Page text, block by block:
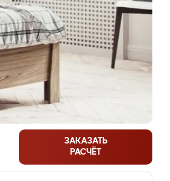
ЗАКАЗАТЬ
РАСЧЁТ